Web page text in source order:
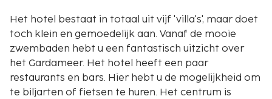
Het hotel bestaat in totaal uit vijf 'villa's', maar doet
toch klein en gemoedelijk aan. Vanaf de mooie
zwembaden hebt u een fantastisch uitzicht over
het Gardameer. Het hotel heeft een paar
restaurants en bars. Hier hebt u de mogelijkheid om
te biljarten of fietsen te huren. Het centrum is